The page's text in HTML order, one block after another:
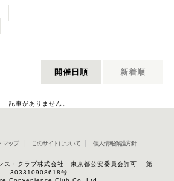
開催日順 新着順
記事がありません。
マップ このサイトについて 個人情報保護方針
ス・クラブ株式会社 東京都公安委員会許可 第
303310908618号